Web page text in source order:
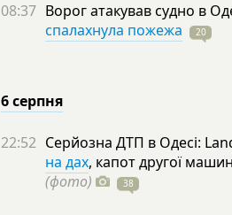
08:37 Ворог атакував судно в
спалахнула пожежа
20
6 серпня
22:52 Серйозна ДТП в Одесі:
на дах, капот другої
(фото)
38